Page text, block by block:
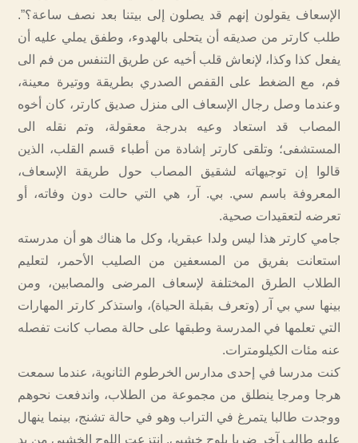
الإسعاف يقولون إنهم قد يصلون إلى بيتنا بعد نصف ساعة؟”.
طلب كارتر من صديقه أن يتحلى بالهدوء، وطفق يملي عليه أن
يفعل كذا وكذا، لإنعاش قلب أخيه عن طريق التنفس من فم الى
فم، مع الضغط على القفص الصدري بطريقة ووتيرة معينة،
وعندما وصل رجال الإسعاف الى منزل صديق كارتر، كان أخوه
المصاب قد استعاد وعيه بدرجة معقولة، وتم نقله الى
المستشفى؛ وتلقى كارتر إشادة من أطباء قسم القلب، الذين
قالوا إن توجيهاته لشقيق المصاب حول طريقة الإسعاف،
المعروفة باسم سي. بي. آر، هي التي حالت دون وفاته، أو
تعرضه لتعقيدات صحية.
جامي كارتر هذا ليس ولدا عبقريا، وكل ما هناك هو أن مدرسته
استعانت بفريق من المسعفين من الصليب الأحمر، لتعليم
الطلاب الطرق المختلفة لإسعاف المرضى والمصابين، ومن
بينها سي بي آر (وتعرف بقبلة الحياة)، واستذكر كارتر المهارات
التي تعلمها في المدرسة وطبقها على حالة مصاب كانت تفصله
عنه مئات الكيلومترات.
كنت مدرسا في إحدى مدارس الخرطوم الثانوية، عندما سمعت
هرجا ومرجا ينطلق من مجموعة من الطلاب، واندفعت نحوهم
ووجدت طالبا يتمرغ في التراب وهو في حالة تشنج، بينما ينهال
عليه طالب آخر ضربا بلوح خشبي. انتزعت اللوح الخشبي من يد